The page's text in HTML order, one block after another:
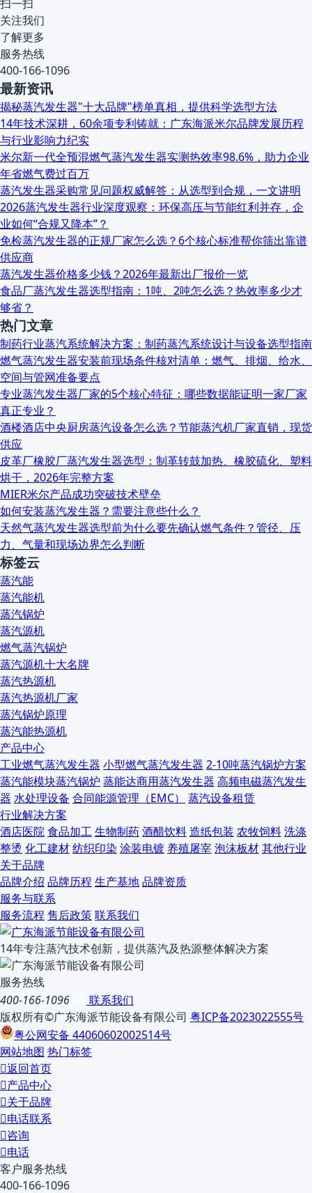
扫一扫
关注我们
了解更多
服务热线
400-166-1096
最新资讯
揭秘蒸汽发生器"十大品牌"榜单真相，提供科学选型方法
14年技术深耕，60余项专利铸就：广东海派米尔品牌发展历程
与行业影响力纪实
米尔新一代全预混燃气蒸汽发生器实测热效率98.6%，助力企业
年省燃气费过百万
蒸汽发生器采购常见问题权威解答：从选型到合规，一文讲明
2026蒸汽发生器行业深度观察：环保高压与节能红利并存，企
业如何“合规又降本”？
免检蒸汽发生器的正规厂家怎么选？6个核心标准帮你筛出靠谱
供应商
蒸汽发生器价格多少钱？2026年最新出厂报价一览
食品厂蒸汽发生器选型指南：1吨、2吨怎么选？热效率多少才
够省？
热门文章
制药行业蒸汽系统解决方案：制药蒸汽系统设计与设备选型指南
燃气蒸汽发生器安装前现场条件核对清单：燃气、排烟、给水、
空间与管网准备要点
专业蒸汽发生器厂家的5个核心特征：哪些数据能证明一家厂家
真正专业？
酒楼酒店中央厨房蒸汽设备怎么选？节能蒸汽机厂家直销，现货
供应
皮革厂橡胶厂蒸汽发生器选型：制革转鼓加热、橡胶硫化、塑料
烘干，2026年完整方案
MIER米尔产品成功突破技术壁垒
如何安装蒸汽发生器？需要注意些什么？
天然气蒸汽发生器选型前为什么要先确认燃气条件？管径、压
力、气量和现场边界怎么判断
标签云
蒸汽能
蒸汽能机
蒸汽锅炉
蒸汽源机
燃气蒸汽锅炉
蒸汽源机十大名牌
蒸汽热源机
蒸汽热源机厂家
蒸汽锅炉原理
蒸汽能热源机
产品中心
工业燃气蒸汽发生器 小型燃气蒸汽发生器 2-10吨蒸汽锅炉方案
蒸汽能模块蒸汽锅炉 蒸能达商用蒸汽发生器 高频电磁蒸汽发生
器 水处理设备 合同能源管理（EMC）
蒸汽设备租赁
行业解决方案
酒店医院食品加工生物制药酒醋饮料造纸包装 农牧饲料洗涤
整烫 化工建材纺织印染 涂装电镀 养殖屠宰泡沫板材其他行业
关于品牌
品牌介绍 品牌历程 生产基地品牌资质
服务与联系
服务流程 售后政策联系我们
14年专注蒸汽技术创新，提供蒸汽及热源整体解决方案
服务热线
400-166-1096
联系我们
版权所有©广东海派节能设备有限公司 粤ICP备2023022555号
粤公网安备 44060602002514号
网站地图 热门标签
返回首页
产品中心
关于品牌
电话联系
咨询
电话
客户服务热线
400-166-1096